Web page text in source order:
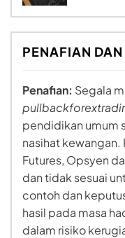
PENAFIAN
Penafian: Segala
pendidikan umum
nasihat kewangan.
Futures, Opsyen
dan tidak sesuai
contoh dan
hasil pada masa
dalam risiko